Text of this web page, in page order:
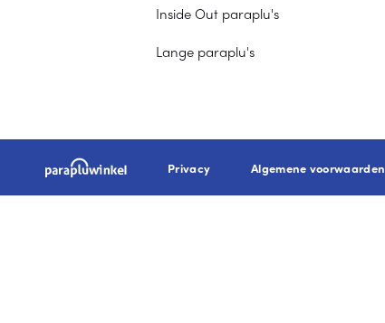
Inside Out paraplu's
Lange paraplu's
Privacy Algemene voorwaarden